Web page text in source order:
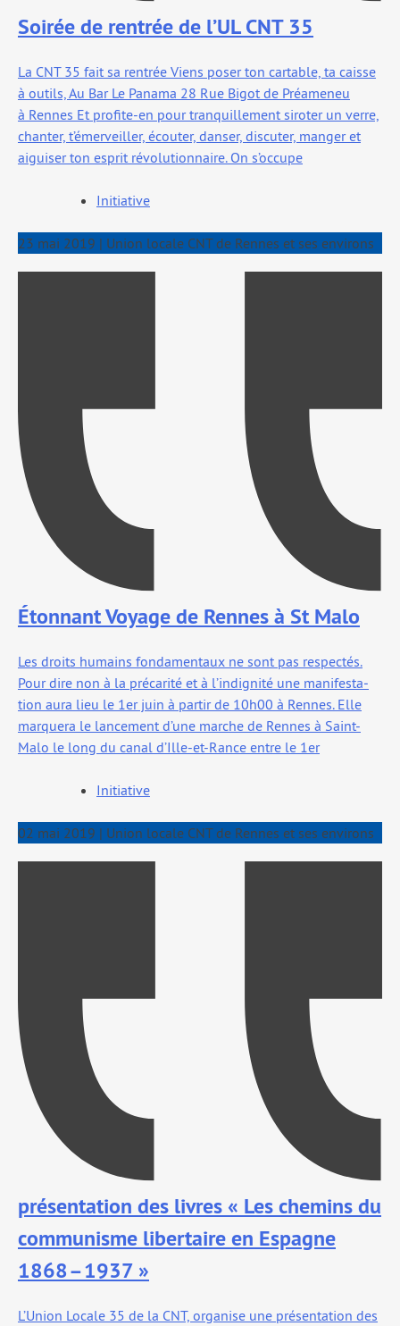
Soirée de rentrée de l’UL CNT 35
La CNT 35 fait sa ren­trée Viens poser ton car­table, ta caisse
à outils, Au Bar Le Panama 28 Rue Bigot de Préameneu
à Rennes Et pro­­fite-en pour tran­quille­ment siro­ter un verre,
chan­ter, t’émerveiller, écou­ter, dan­ser, dis­cu­ter, man­ger et
aigui­ser ton esprit révo­lu­tion­naire. On s’occupe
Initiative
23 mai 2019 | Union locale CNT de Rennes et ses environs
Étonnant Voyage de Rennes à St Malo
Les droits humains fon­da­men­taux ne sont pas res­pec­tés.
Pour dire non à la pré­ca­ri­té et à l’indignité une mani­fes­ta­
tion aura lieu le 1er juin à par­tir de 10h00 à Rennes. Elle
mar­que­ra le lan­ce­ment d’une marche de Rennes à Saint-
Malo le long du canal d’Ille-et-Rance entre le 1er
Initiative
02 mai 2019 | Union locale CNT de Rennes et ses environs
présentation des livres « Les chemins du
communisme libertaire en Espagne
1868 – 1937 »
L’Union Locale 35 de la CNT, orga­nise une pré­sen­ta­tion des